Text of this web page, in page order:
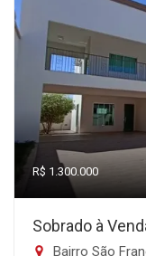
R$ 1.300.000
Sobrado à
Bairro São